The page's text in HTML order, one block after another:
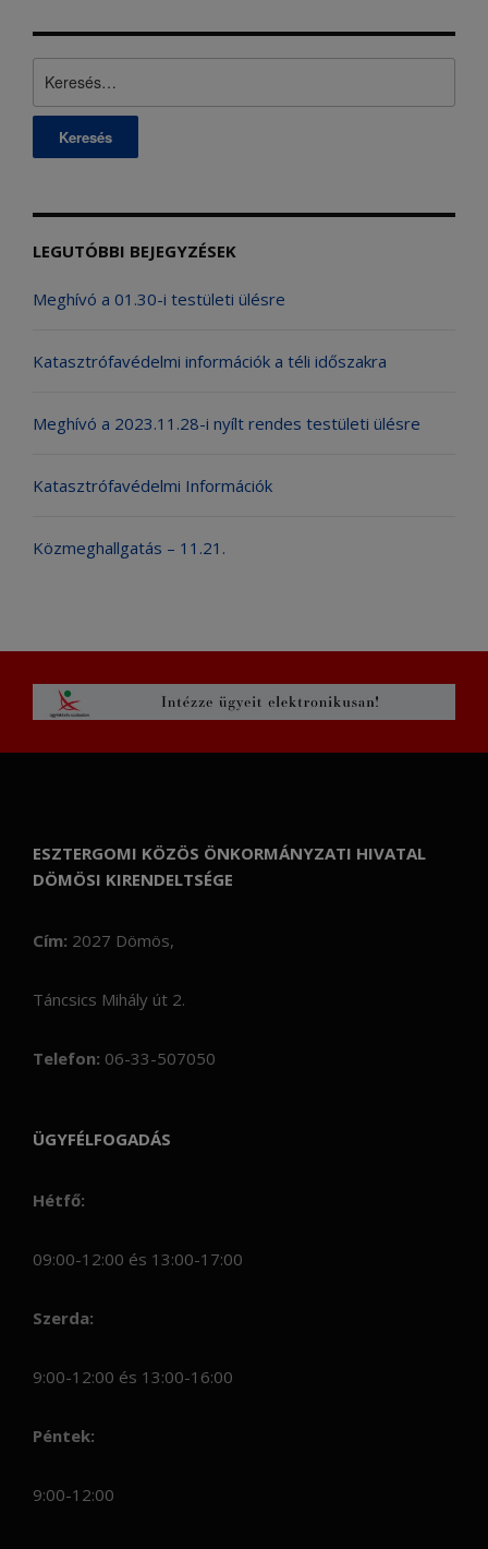
LEGUTÓBBI BEJEGYZÉSEK
Meghívó a 01.30-i testületi ülésre
Katasztrófavédelmi információk a téli időszakra
Meghívó a 2023.11.28-i nyílt rendes testületi ülésre
Katasztrófavédelmi Információk
Közmeghallgatás – 11.21.
ESZTERGOMI KÖZÖS ÖNKORMÁNYZATI HIVATAL
DÖMÖSI KIRENDELTSÉGE
Cím: 2027 Dömös,
Táncsics Mihály út 2.
Telefon: 06-33-507050
ÜGYFÉLFOGADÁS
Hétfő:
09:00-12:00 és 13:00-17:00
Szerda:
9:00-12:00 és 13:00-16:00
Péntek:
9:00-12:00